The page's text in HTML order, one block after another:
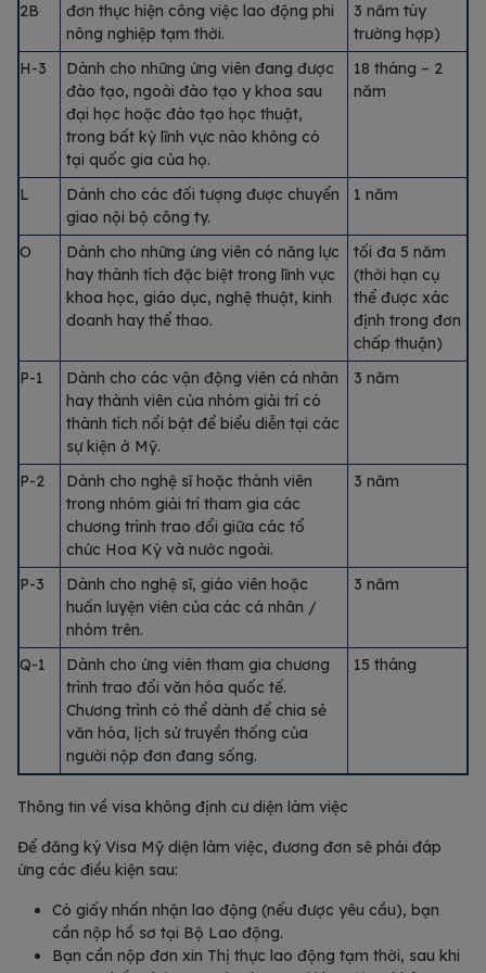
2B
đơn thực hiện công việc lao động phi
nông nghiệp tạm thời.
3 năm tùy
trường hợp)
H-3
Dành cho những ứng viên đang được
đào tạo, ngoài đào tạo y khoa sau
đại học hoặc đào tạo học thuật,
trong bất kỳ lĩnh vực nào không có
tại quốc gia của họ.
18 tháng – 2
năm
L
Dành cho các đối tượng được chuyển
giao nội bộ công ty.
1 năm
O
Dành cho những ứng viên có năng lực
hay thành tích đặc biệt trong lĩnh vực
khoa học, giáo dục, nghệ thuật, kinh
doanh hay thể thao.
tối đa 5 năm
(thời hạn cụ
thể được xác
định trong đơn
chấp thuận)
P-1
Dành cho các vận động viên cá nhân
hay thành viên của nhóm giải trí có
thành tích nổi bật để biểu diễn tại các
sự kiện ở Mỹ.
3 năm
P-2
Dành cho nghệ sĩ hoặc thành viên
trong nhóm giải trí tham gia các
chương trình trao đổi giữa các tổ
chức Hoa Kỳ và nước ngoài.
3 năm
P-3
Dành cho nghệ sĩ, giáo viên hoặc
huấn luyện viên của các cá nhân /
nhóm trên.
3 năm
Q-1
Dành cho ứng viên tham gia chương
trình trao đổi văn hóa quốc tế.
Chương trình có thể dành để chia sẻ
văn hóa, lịch sử truyền thống của
người nộp đơn đang sống.
15 tháng
Thông tin về visa không định cư diện làm việc
Để đăng ký Visa Mỹ diện làm việc, đương đơn sẽ phải đáp
ứng các điều kiện sau:
Có giấy nhấn nhận lao động (nếu được yêu cầu), bạn
cần nộp hồ sơ tại Bộ Lao động.
Bạn cần nộp đơn xin Thị thực lao động tạm thời, sau khi